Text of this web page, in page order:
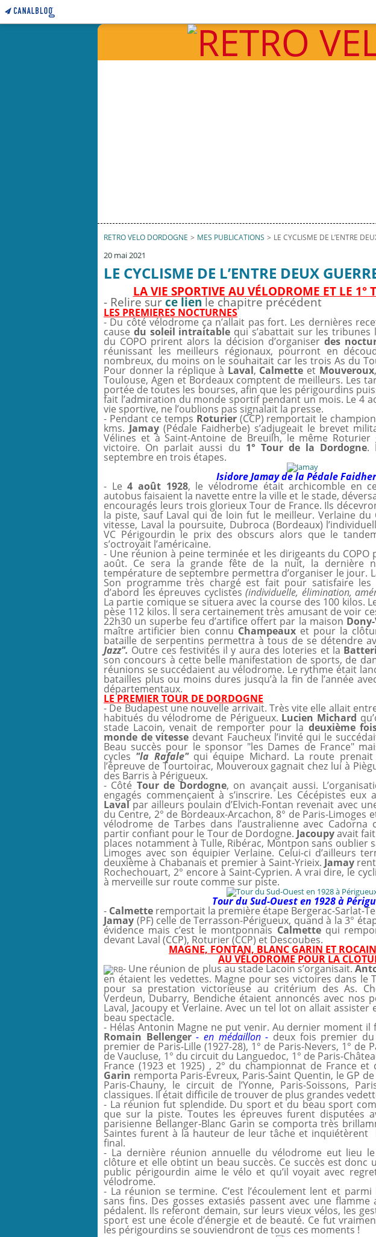
RETRO VELO DORDOGNE > MES PUBLICATIONS > LE CYCLISME DE L’ENTRE
20 mai 2021
LE CYCLISME DE L’ENTRE DEUX
LA VIE SPORTIVE AU VÉLODROME ET LE 1°
- Relire surce lienle chapitre précédent
LES PREMIERES NOCTURNES
- Du côté vélodrome ça n’allait pas fort. Les dernières
cause du soleil intraitable qui s’abattait sur les tribunes
du COPO prirent alors la décision d’organiser des
réunissant les meilleurs régionaux, pourront en
nombreux, du moins on le souhaitait car les trois As du
Pour donner la réplique à Laval, Calmette et Mouveroux
Toulouse, Agen et Bordeaux comptent de meilleurs. Les
portée de toutes les bourses, afin que les périgourdins
fait l’admiration du monde sportif pendant un mois. Le 4
vie sportive, ne l’oublions pas signalait la presse.
- Pendant ce temps Roturier(CCP) remportait le
kms. Jamay (Pédale Faidherbe) s’adjugeait le brevet
Vélines et à Saint-Antoine de Breuilh, le même
victoire. On parlait aussi du 1° Tour de la Dordogne.
septembre en trois étapes.
Isidore Jamay de la Pédale
- Le4 août 1928, le vélodrome était archicomble en
autobus faisaient la navette entre la ville et le stade,
encouragés leurs trois glorieux Tour de France. Ils
la piste, sauf Laval qui de loin fut le meilleur. Verlaine du
vitesse, Laval la poursuite, Dubroca (Bordeaux)
VC Périgourdin le prix des obscurs alors que le
s’octroyait l’américaine.
- Une réunion à peine terminée et les dirigeants du COPO
août. Ce sera la grande fête de la nuit, la dernière
température de septembre permettra d’organiser le jour.
Son programme très chargé est fait pour satisfaire les
d’abord les épreuves cyclistes (individuelle, élimination,
La partie comique se situera avec la course des 100 kilos.
pèse 112 kilos. Il sera certainement très amusant de voir
22h30 un superbe feu d’artifice offert par la maison
maître artificier bien connu Champeauxet pour la
bataille de serpentins permettra à tous de se détendre
Jazz". Outre ces festivités il y aura des loteries et la
son concours à cette belle manifestation de sports, de
réunions se succédaient au vélodrome. Le rythme était
batailles plus ou moins dures jusqu’à la fin de l’année
départementaux.
LE PREMIER TOUR DE DORDOGNE
- De Budapest une nouvelle arrivait. Très vite elle allait
habitués du vélodrome de Périgueux. Lucien Michard
stade Lacoin, venait de remporter pour la deuxième
monde de vitesse devant Faucheux l’invité qui le
Beau succès pour le sponsor "les Dames de France"
cycles "la Rafale"qui équipe Michard. La route prenait
l’épreuve de Tourtoirac, Mouveroux gagnait chez lui à
des Barris à Périgueux.
- Côté Tour de Dordogne, on avançait aussi.
engagés commençaient à s’inscrire. Les Cécépistes eux
Lavalpar ailleurs poulain d’Elvich-Fontan revenait avec
du Centre, 2° de Bordeaux-Arcachon, 8° de Paris-Limoges
vélodrome de Tarbes dans l’australienne avec
partir confiant pour le Tour de Dordogne. Jacoupyavait
places notamment à Tulle, Ribérac, Montpon sans oublier
Limoges avec son équipier Verlaine. Celui-ci d’ailleurs
deuxième à Chabanais et premier à Saint-Yrieix. Jamay
Rochechouart, 2° encore à Saint-Cyprien. A vrai dire, le
à merveille sur route comme sur piste.
Tour du Sud-Ouest en 1928 à
- Calmette remportait la première étape Bergerac-Sarlat-
Jamay (PF) celle de Terrasson-Périgueux, quand à la 3°
évidence mais c’est le montponnais Calmettequi
devant Laval (CCP), Roturier (CCP) et Descoubes.
MAGNE, FONTAN, BLANC GARIN ET
AU VÉLODROME POUR LA
- Une réunion de plus au stade Lacoin s’organisait.
en étaient les vedettes. Magne pour ses victoires dans le
pour sa prestation victorieuse au critérium des As.
Verdeun, Dubarry, Bendiche étaient annoncés avec nos
Laval, Jacoupy et Verlaine. Avec un tel lot on allait
beau spectacle.
- Hélas Antonin Magne ne put venir. Au dernier moment il
Romain Bellenger - en médaillon - deux fois premier
premier de Paris-Lille (1927-28), 1° de Paris-Nevers, 1° de
de Vaucluse, 1° du circuit du Languedoc, 1° de Paris-
France (1923 et 1925) , 2° du championnat de France
Garin remporta Paris-Evreux, Paris-Saint Quentin, le GP
Paris-Chauny, le circuit de l’Yonne, Paris-Soissons,
classiques. Il était difficile de trouver de plus grandes
- La réunion fut splendide. Du sport et du beau sport
que sur la piste. Toutes les épreuves furent disputées
parisienne Bellanger-Blanc Garin se comporta très
Saintes furent à la hauteur de leur tâche et inquiétèrent
final.
- La dernière réunion annuelle du vélodrome eut lieu
clôture et elle obtint un beau succès. Ce succès est donc
public périgourdin aime le vélo et qu’il voyait avec
vélodrome.
- La réunion se termine. C’est l’écoulement lent et
sans fins. Des gosses extasiés passent avec une
pédalent. Ils referont demain, sur leurs vieux vélos, les
sport est une école d’énergie et de beauté. Ce fut
les périgourdins se souviendront de tous ces moments !